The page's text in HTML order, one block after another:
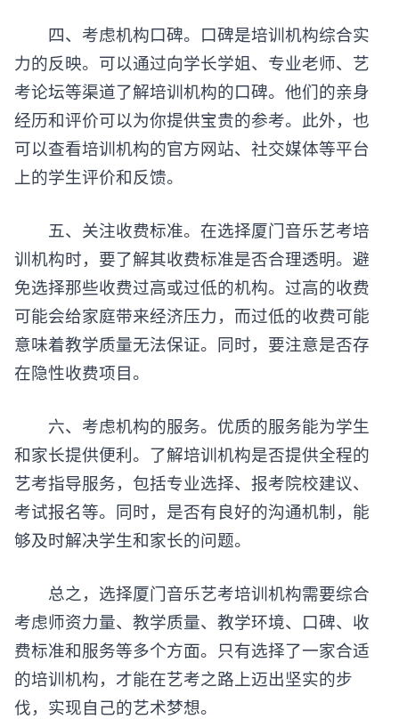
四、考虑机构口碑。口碑是培训机构综合实
力的反映。可以通过向学长学姐、专业老师、艺
考论坛等渠道了解培训机构的口碑。他们的亲身
经历和评价可以为你提供宝贵的参考。此外，也
可以查看培训机构的官方网站、社交媒体等平台
上的学生评价和反馈。
五、关注收费标准。在选择厦门音乐艺考培
训机构时，要了解其收费标准是否合理透明。避
免选择那些收费过高或过低的机构。过高的收费
可能会给家庭带来经济压力，而过低的收费可能
意味着教学质量无法保证。同时，要注意是否存
在隐性收费项目。
六、考虑机构的服务。优质的服务能为学生
和家长提供便利。了解培训机构是否提供全程的
艺考指导服务，包括专业选择、报考院校建议、
考试报名等。同时，是否有良好的沟通机制，能
够及时解决学生和家长的问题。
总之，选择厦门音乐艺考培训机构需要综合
考虑师资力量、教学质量、教学环境、口碑、收
费标准和服务等多个方面。只有选择了一家合适
的培训机构，才能在艺考之路上迈出坚实的步
伐，实现自己的艺术梦想。